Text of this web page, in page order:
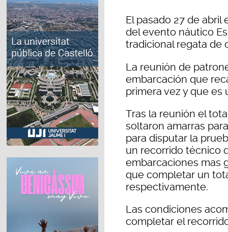
El pasado 27 de
del evento náutico
tradicional regata de
La reunión de
embarcación que
primera vez y que es
Tras la reunión el
soltaron amarras
para disputar la
un recorrido técnico
embarcaciones mas
que completar un
respectivamente.
Las condiciones
completar el